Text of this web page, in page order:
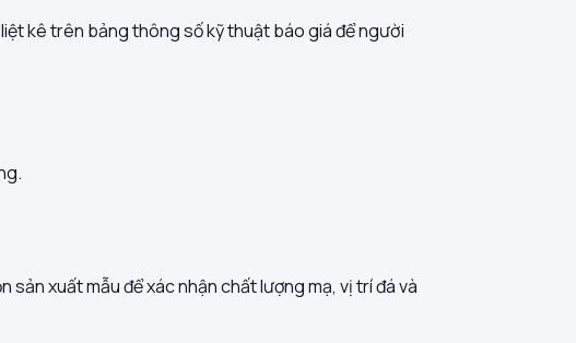
kê trên bảng thông số kỹ thuật báo giá để người
xuất mẫu để xác nhận chất lượng mạ, vị trí đá và